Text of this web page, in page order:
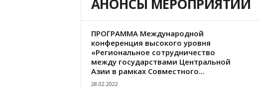
АНОНСЫ МЕРОПРИЯТИЙ
ПРОГРАММА Международной
конференция высокого уровня
«Региональное сотрудничество
между государствами Центральной
Азии в рамках Совместного...
28.02.2022